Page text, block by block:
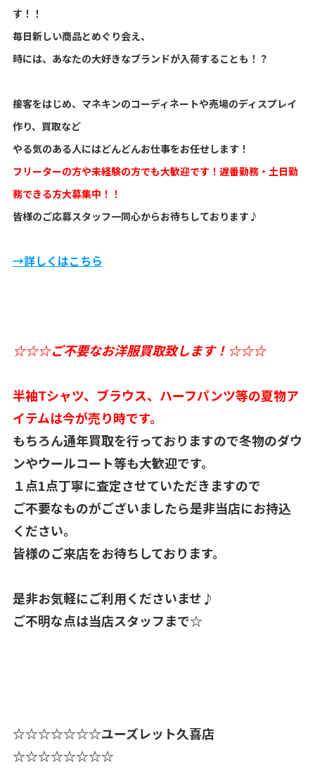
す！！
毎日新しい商品とめぐり会え、
時には、あなたの大好きなブランドが入荷することも！？
接客をはじめ、マネキンのコーディネートや売場のディスプレイ
作り、買取など
やる気のある人にはどんどんお仕事をお任せします！
フリーターの方や未経験の方でも大歓迎です！遅番勤務・土日勤
務できる方大募集中！！
皆様のご応募スタッフ一同心からお待ちしております♪
→詳しくはこちら
☆☆☆ご不要なお洋服買取致します！☆☆☆
半袖Tシャツ、ブラウス、ハーフパンツ等の夏物ア
イテムは今が売り時です。
もちろん通年買取を行っておりますので冬物のダウ
ンやウールコート等も大歓迎です。
１点1点丁寧に査定させていただきますので
ご不要なものがございましたら是非当店にお持込
ください。
皆様のご来店をお待ちしております。
是非お気軽にご利用くださいませ♪
ご不明な点は当店スタッフまで☆
☆☆☆☆☆☆☆ユーズレット久喜店
☆☆☆☆☆☆☆☆